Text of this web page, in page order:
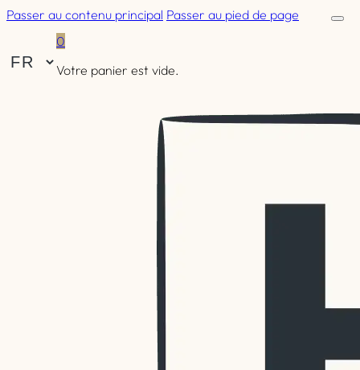
Passer au contenu principal Passer au pied de page
0
Votre panier est vide.